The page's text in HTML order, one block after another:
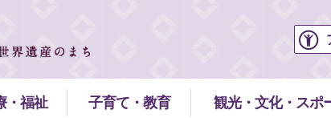
・福祉 子育て・教育 観光・文化・スポ